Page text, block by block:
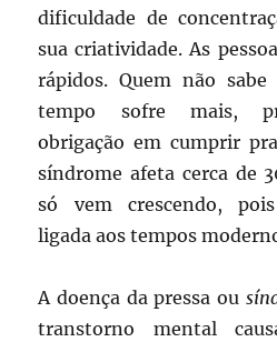
dificuldade de
sua criatividade. As
rápidos. Quem não
tempo sofre mais,
obrigação em cumprir
síndrome afeta cerca de
só vem crescendo,
ligada aos tempos
A doença da pressa ou
transtorno mental